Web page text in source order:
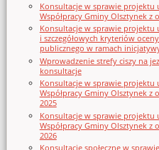
Konsultacje w sprawie projektu
Współpracy Gminy Olsztynek z
Konsultacje w sprawie projektu
i szczegółowych kryteriów
publicznego w ramach
Wprowadzenie strefy ciszy na
konsultacje
Konsultacje w sprawie projektu
Współpracy Gminy Olsztynek
2025
Konsultacje w sprawie projektu
Współpracy Gminy Olsztynek
2026
Konsultacje społeczne w